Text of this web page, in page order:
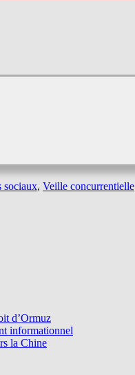
sociaux, Veille concurrentielle
d’Ormuz
informationnel
la Chine